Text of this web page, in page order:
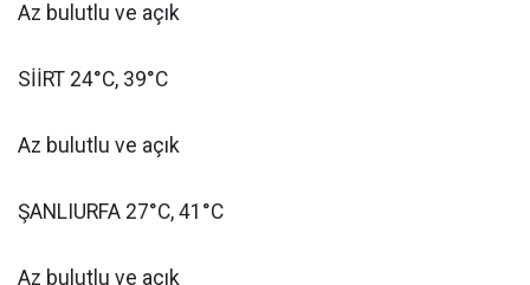
Az bulutlu ve açık
SİİRT 24°C, 39°C
Az bulutlu ve açık
ŞANLIURFA 27°C, 41°C
Az bulutlu ve açık